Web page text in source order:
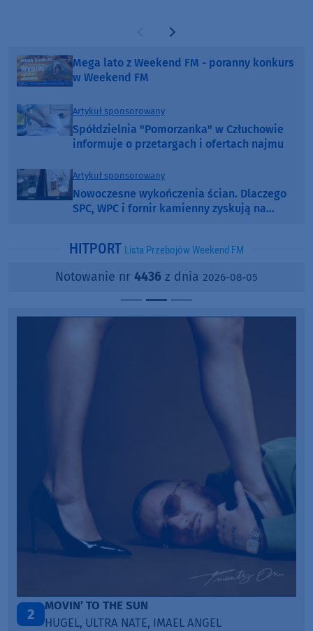
Poprzednia strona
Następna strona
Mega lato z Weekend FM - poranny konkurs
w Weekend FM
Artykuł sponsorowany
Spółdzielnia "Pomorzanka" w Człuchowie
informuje o przetargach i ofertach najmu
Artykuł sponsorowany
Nowoczesne wykończenia ścian. Dlaczego
SPC, WPC i fornir kamienny zyskują na
HITPORT Lista Przebojów Weekend FM
Notowanie nr 4436 z dnia 2026-08-05
3
TAŃCZ!
BLETKA